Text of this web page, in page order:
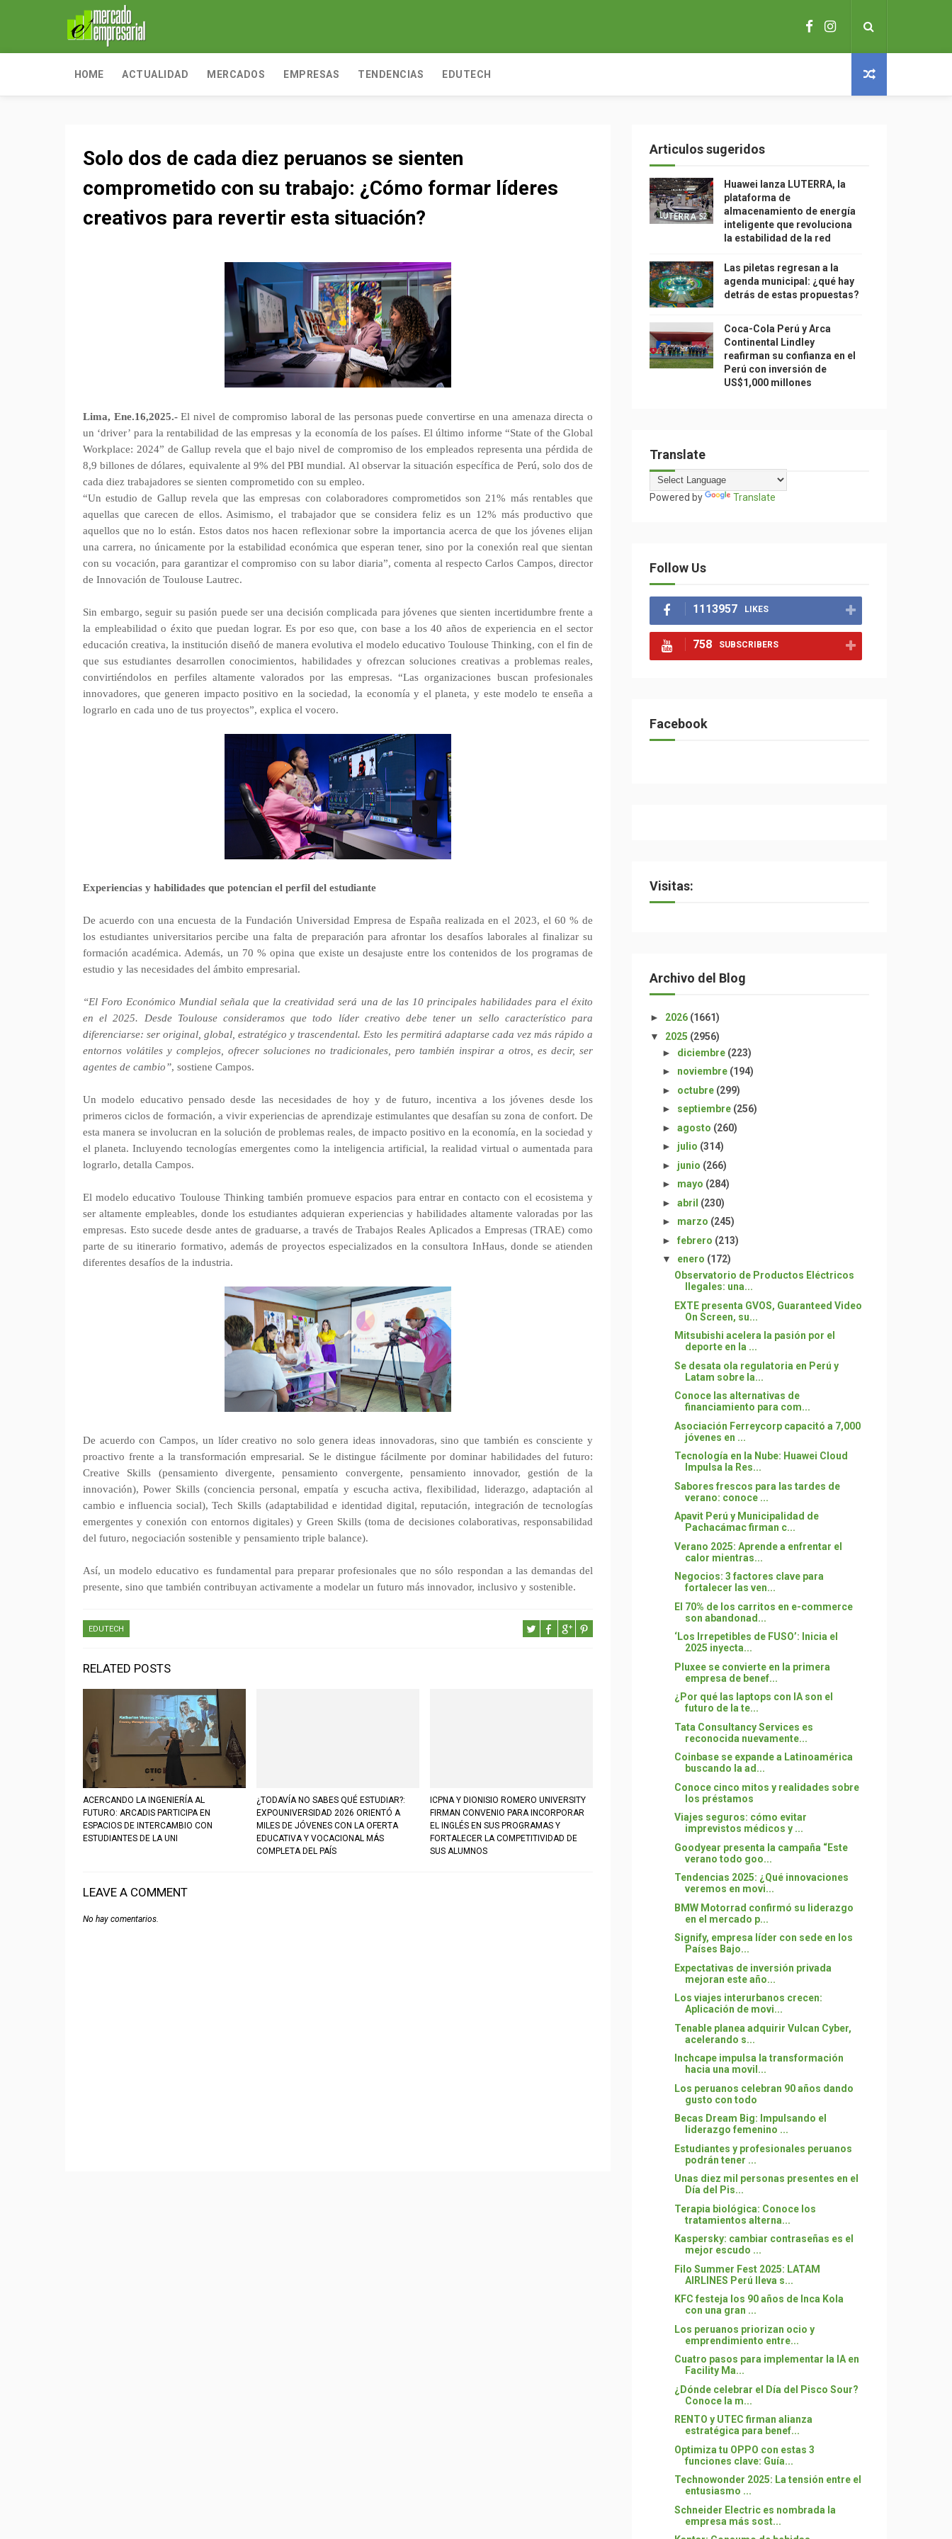
HOME ACTUALIDAD MERCADOS EMPRESAS TENDENCIAS EDUTECH
Solo dos de cada diez peruanos se sienten
comprometido con su trabajo: ¿Cómo formar líderes
creativos para revertir esta situación?
Lima, Ene.16,2025.- El nivel de compromiso laboral de las personas puede convertirse en una amenaza directa o
un ‘driver’ para la rentabilidad de las empresas y la economía de los países. El último informe “State of the Global
Workplace: 2024” de Gallup revela que el bajo nivel de compromiso de los empleados representa una pérdida de
8,9 billones de dólares, equivalente al 9% del PBI mundial. Al observar la situación específica de Perú, solo dos de
cada diez trabajadores se sienten comprometido con su empleo.
“Un estudio de Gallup revela que las empresas con colaboradores comprometidos son 21% más rentables que
aquellas que carecen de ellos. Asimismo, el trabajador que se considera feliz es un 12% más productivo que
aquellos que no lo están. Estos datos nos hacen reflexionar sobre la importancia acerca de que los jóvenes elijan
una carrera, no únicamente por la estabilidad económica que esperan tener, sino por la conexión real que sientan
con su vocación, para garantizar el compromiso con su labor diaria”, comenta al respecto Carlos Campos, director
de Innovación de Toulouse Lautrec.
Sin embargo, seguir su pasión puede ser una decisión complicada para jóvenes que sienten incertidumbre frente a
la empleabilidad o éxito que puedan lograr. Es por eso que, con base a los 40 años de experiencia en el sector
educación creativa, la institución diseñó de manera evolutiva el modelo educativo Toulouse Thinking, con el fin de
que sus estudiantes desarrollen conocimientos, habilidades y ofrezcan soluciones creativas a problemas reales,
convirtiéndolos en perfiles altamente valorados por las empresas. “Las organizaciones buscan profesionales
innovadores, que generen impacto positivo en la sociedad, la economía y el planeta, y este modelo te enseña a
lograrlo en cada uno de tus proyectos”, explica el vocero.
Experiencias y habilidades que potencian el perfil del estudiante
De acuerdo con una encuesta de la Fundación Universidad Empresa de España realizada en el 2023, el 60 % de
los estudiantes universitarios percibe una falta de preparación para afrontar los desafíos laborales al finalizar su
formación académica. Además, un 70 % opina que existe un desajuste entre los contenidos de los programas de
estudio y las necesidades del ámbito empresarial.
“El Foro Económico Mundial señala que la creatividad será una de las 10 principales habilidades para el éxito
en el 2025. Desde Toulouse consideramos que todo líder creativo debe tener un sello característico para
diferenciarse: ser original, global, estratégico y trascendental. Esto les permitirá adaptarse cada vez más rápido a
entornos volátiles y complejos, ofrecer soluciones no tradicionales, pero también inspirar a otros, es decir, ser
agentes de cambio”, sostiene Campos.
Un modelo educativo pensado desde las necesidades de hoy y de futuro, incentiva a los jóvenes desde los
primeros ciclos de formación, a vivir experiencias de aprendizaje estimulantes que desafían su zona de confort. De
esta manera se involucran en la solución de problemas reales, de impacto positivo en la economía, en la sociedad y
el planeta. Incluyendo tecnologías emergentes como la inteligencia artificial, la realidad virtual o aumentada para
lograrlo, detalla Campos.
El modelo educativo Toulouse Thinking también promueve espacios para entrar en contacto con el ecosistema y
ser altamente empleables, donde los estudiantes adquieran experiencias y habilidades altamente valoradas por las
empresas. Esto sucede desde antes de graduarse, a través de Trabajos Reales Aplicados a Empresas (TRAE) como
parte de su itinerario formativo, además de proyectos especializados en la consultora InHaus, donde se atienden
diferentes desafíos de la industria.
De acuerdo con Campos, un líder creativo no solo genera ideas innovadoras, sino que también es consciente y
proactivo frente a la transformación empresarial. Se le distingue fácilmente por dominar habilidades del futuro:
Creative Skills (pensamiento divergente, pensamiento convergente, pensamiento innovador, gestión de la
innovación), Power Skills (conciencia personal, empatía y escucha activa, flexibilidad, liderazgo, adaptación al
cambio e influencia social), Tech Skills (adaptabilidad e identidad digital, reputación, integración de tecnologías
emergentes y conexión con entornos digitales) y Green Skills (toma de decisiones colaborativas, responsabilidad
del futuro, negociación sostenible y pensamiento triple balance).
Así, un modelo educativo es fundamental para preparar profesionales que no sólo respondan a las demandas del
presente, sino que también contribuyan activamente a modelar un futuro más innovador, inclusivo y sostenible.
EDUTECH
RELATED POSTS
ACERCANDO LA INGENIERÍA AL
FUTURO: ARCADIS PARTICIPA EN
ESPACIOS DE INTERCAMBIO CON
ESTUDIANTES DE LA UNI
¿TODAVÍA NO SABES QUÉ ESTUDIAR?:
EXPOUNIVERSIDAD 2026 ORIENTÓ A
MILES DE JÓVENES CON LA OFERTA
EDUCATIVA Y VOCACIONAL MÁS
COMPLETA DEL PAÍS
ICPNA Y DIONISIO ROMERO UNIVERSITY
FIRMAN CONVENIO PARA INCORPORAR
EL INGLÉS EN SUS PROGRAMAS Y
FORTALECER LA COMPETITIVIDAD DE
SUS ALUMNOS
LEAVE A COMMENT
No hay comentarios.
Articulos sugeridos
Huawei lanza LUTERRA, la
plataforma de
almacenamiento de energía
inteligente que revoluciona
la estabilidad de la red
Las piletas regresan a la
agenda municipal: ¿qué hay
detrás de estas propuestas?
Coca-Cola Perú y Arca
Continental Lindley
reafirman su confianza en el
Perú con inversión de
US$1,000 millones
Translate
Powered by Translate
Follow Us
1113957 LIKES
758 SUBSCRIBERS
Facebook
Visitas:
Archivo del Blog
► 2026 (1661)
▼ 2025 (2956)
► diciembre (223)
► noviembre (194)
► octubre (299)
► septiembre (256)
► agosto (260)
► julio (314)
► junio (266)
► mayo (284)
► abril (230)
► marzo (245)
► febrero (213)
▼ enero (172)
Observatorio de Productos Eléctricos
Ilegales: una...
EXTE presenta GVOS, Guaranteed Video
On Screen, su...
Mitsubishi acelera la pasión por el
deporte en la ...
Se desata ola regulatoria en Perú y
Latam sobre la...
Conoce las alternativas de
financiamiento para com...
Asociación Ferreycorp capacitó a 7,000
jóvenes en ...
Tecnología en la Nube: Huawei Cloud
Impulsa la Res...
Sabores frescos para las tardes de
verano: conoce ...
Apavit Perú y Municipalidad de
Pachacámac firman c...
Verano 2025: Aprende a enfrentar el
calor mientras...
Negocios: 3 factores clave para
fortalecer las ven...
El 70% de los carritos en e-commerce
son abandonad...
‘Los Irrepetibles de FUSO’: Inicia el
2025 inyecta...
Pluxee se convierte en la primera
empresa de benef...
¿Por qué las laptops con IA son el
futuro de la te...
Tata Consultancy Services es
reconocida nuevamente...
Coinbase se expande a Latinoamérica
buscando la ad...
Conoce cinco mitos y realidades sobre
los préstamos
Viajes seguros: cómo evitar
imprevistos médicos y ...
Goodyear presenta la campaña “Este
verano todo goo...
Tendencias 2025: ¿Qué innovaciones
veremos en movi...
BMW Motorrad confirmó su liderazgo
en el mercado p...
Signify, empresa líder con sede en los
Países Bajo...
Expectativas de inversión privada
mejoran este año...
Los viajes interurbanos crecen:
Aplicación de movi...
Tenable planea adquirir Vulcan Cyber,
acelerando s...
Inchcape impulsa la transformación
hacia una movil...
Los peruanos celebran 90 años dando
gusto con todo
Becas Dream Big: Impulsando el
liderazgo femenino ...
Estudiantes y profesionales peruanos
podrán tener ...
Unas diez mil personas presentes en el
Día del Pis...
Terapia biológica: Conoce los
tratamientos alterna...
Kaspersky: cambiar contraseñas es el
mejor escudo ...
Filo Summer Fest 2025: LATAM
AIRLINES Perú lleva s...
KFC festeja los 90 años de Inca Kola
con una gran ...
Los peruanos priorizan ocio y
emprendimiento entre...
Cuatro pasos para implementar la IA en
Facility Ma...
¿Dónde celebrar el Día del Pisco Sour?
Conoce la m...
RENTO y UTEC firman alianza
estratégica para benef...
Optimiza tu OPPO con estas 3
funciones clave: Guía...
Technowonder 2025: La tensión entre el
entusiasmo ...
Schneider Electric es nombrada la
empresa más sost...